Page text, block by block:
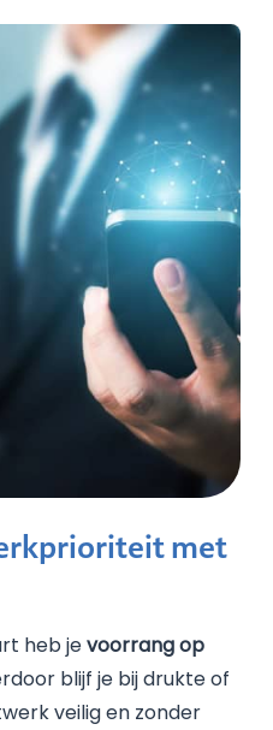
met
heb jevoorrang op
blijf je bij drukte of
veilig en zonder